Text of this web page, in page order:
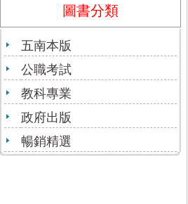
圖書分類
五南本版
公職考試
教科專業
政府出版
暢銷精選